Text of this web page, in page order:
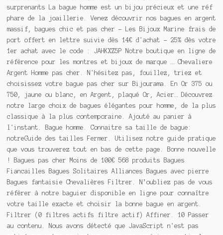
surprenants La bague homme est un bijou précieux et une réf
phare de la joaillerie. Venez découvrir nos bagues en argent
massif, bagues chic et pas cher - Les Bijoux Marine frais de
port offert en lettre suivie dès 14€ d'achat - 25% dès votre
1er achat avec le code : JAHKXZ5P Notre boutique en ligne de
référence pour les montres et bijoux de marque … Chevaliere
Argent Homme pas cher. N'hésitez pas, fouillez, triez et
choisissez votre bague pas cher sur Bijourama. En Or 375 ou
750, jaune ou blanc, en Argent, plaqué Or, Acier… Découvrez
notre large choix de bagues élégantes pour homme, de la plus
classique à la plus contemporaine. Ajouté au panier à
l'instant. Bague homme. Connaitre sa taille de bague:
notreGuide des tailles Fermer. Utilisez notre guide pratique
que vous trouverez tout en bas de cette page. Bonne nouvelle
! Bagues pas cher Moins de 100€ 568 produits Bagues
Fiancailles Bagues Solitaires Alliances Bagues avec pierre
Bagues fantaisie Chevalières Filtrer. N’oubliez pas de vous
référer à notre baguier disponible en ligne pour connaître
votre taille exacte et choisir la bonne bague en argent.
Filtrer (0 filtres actifs filtre actif) Affiner. 10 Passer
au contenu. Nous avons détecté que JavaScript n'est pas